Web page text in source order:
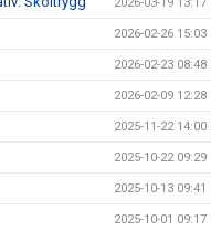
2026-02-26 15:03
2026-02-23 08:48
2026-02-09 12:28
2025-11-22 14:00
2025-10-22 09:29
2025-10-13 09:41
2025-10-01 09:17